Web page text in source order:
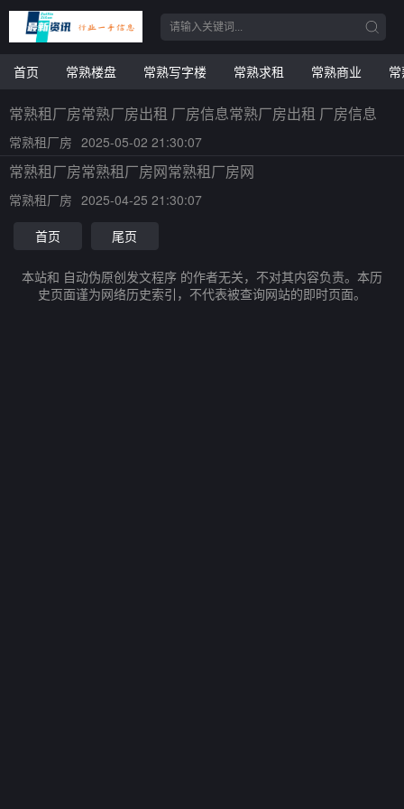
首页 常熟楼盘 常熟写字楼 常熟求租 常熟商业
常熟租厂房常熟厂房出租 厂房信息常熟厂房出租 厂房信息
常熟租厂房 2025-05-02 21:30:07
常熟租厂房常熟租厂房网常熟租厂房网
常熟租厂房 2025-04-25 21:30:07
首页
尾页
本站和 自动伪原创发文程序 的作者无关，不对其内容负责。本历
史页面谨为网络历史索引，不代表被查询网站的即时页面。